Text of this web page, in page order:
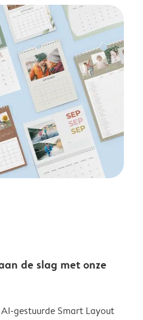
de slag met onze
gestuurde Smart Layout